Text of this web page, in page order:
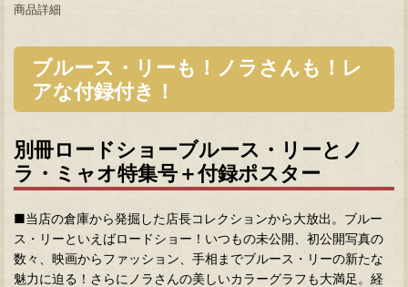
商品詳細
ブルース・リーも！ノラさんも！レ
アな付録付き！
別冊ロードショーブルース・リーとノ
ラ・ミャオ特集号＋付録ポスター
■当店の倉庫から発掘した店長コレクションから大放出。ブルー
ス・リーといえばロードショー！いつもの未公開、初公開写真の
数々、映画からファッション、手相までブルース・リーの新たな
魅力に迫る！さらにノラさんの美しいカラーグラフも大満足。経